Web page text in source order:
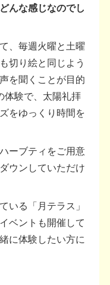
んな感じなのでし
、毎週火曜と土曜
切り絵と同じよう
を聞くことが目的
体験で、太陽礼拝
をゆっくり時間を
ーブティをご用意
ウンしていただけ
いる「月テラス」
ベントも開催して
に体験したい方に